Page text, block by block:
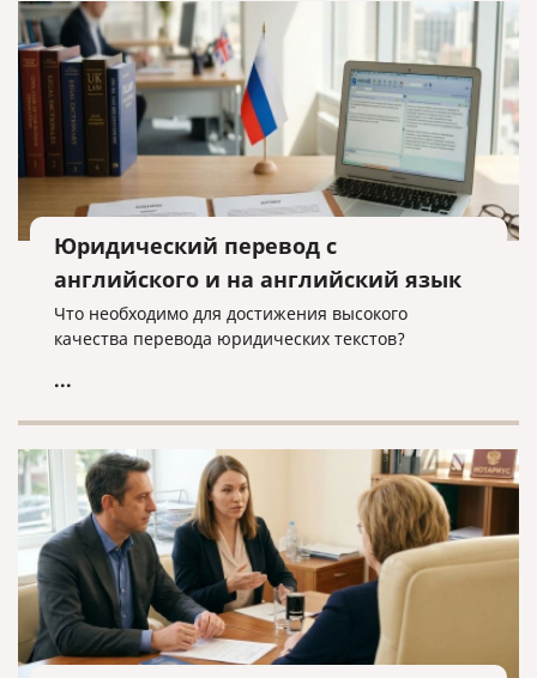
Юридический перевод с
английского и на английский язык
Что необходимо для достижения высокого
качества перевода юридических текстов?
...